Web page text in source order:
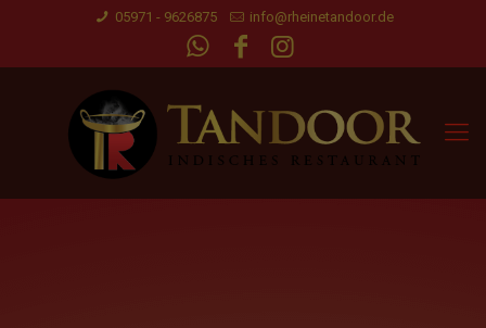
05971 - 9626875 info@rheinetandoor.de